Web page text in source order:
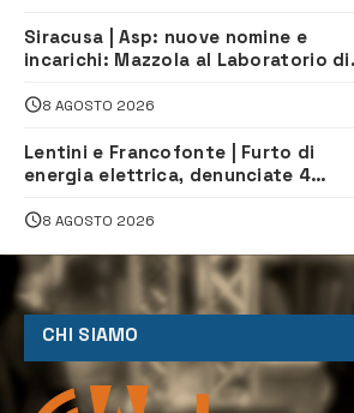
Siracusa | Asp: nuove nomine e
incarichi: Mazzola al Laboratorio di
Servizio Legale
8 AGOSTO 2026
Lentini e Francofonte | Furto di
energia elettrica, denunciate 4
8 AGOSTO 2026
CHI SIAMO